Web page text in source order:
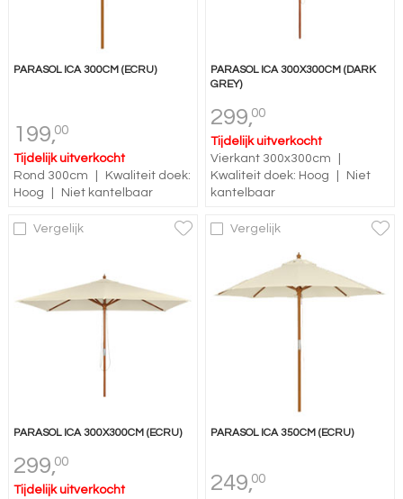
PARASOL ICA 300CM (ECRU)
199,00
Tijdelijk uitverkocht
Rond 300cm
Kwaliteit doek:
Hoog
Niet kantelbaar
PARASOL ICA 300X300CM (DARK
GREY)
299,00
Tijdelijk uitverkocht
Vierkant 300x300cm
Kwaliteit doek: Hoog
Niet
kantelbaar
Vergelijk
PARASOL ICA 300X300CM (ECRU)
299,00
Tijdelijk uitverkocht
Vergelijk
PARASOL ICA 350CM (ECRU)
249,00